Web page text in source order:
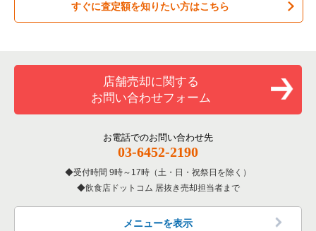
居酒屋・ダイニングバーの居抜き売却物件の案件一覧
洋食の居抜き売却物件の案件一覧
その他の居抜き売却物件の案件一覧
吹田市の飲食店の居抜き売却物件の案件一覧
大阪市東住吉区の飲食店の居抜き売却物件の案件一覧
門真市の飲食店の居抜き売却物件の案件一覧
大阪市天王寺区の飲食店の居抜き売却物件の案件一覧
高石市の飲食店の居抜き売却物件の案件一覧
大阪府のお弁当・惣菜・デリの居抜き売却物件の案件一覧
大阪府のバーの居抜き売却物件の案件一覧
大阪府の居酒屋・ダイニングバーの居抜き売却物件の案件一覧
大阪府の和食の居抜き売却物件の案件一覧
大阪府の洋食の居抜き売却物件の案件一覧
大阪府のその他の居抜き売却物件の案件一覧
大阪市北区のカラオケ・パブ・スナックの居抜き売却物件の案
件一覧
大阪市北区の居酒屋・ダイニングバーの居抜き売却物件の案件
大阪市北区の洋食の居抜き売却物件の案件一覧
大阪市北区のその他の居抜き売却物件の案件一覧
すぐに査定額を知りたい方はこちら
店舗売却に関する
お問い合わせフォーム
お電話でのお問い合わせ先
03-6452-2190
受付時間 9時～17時（土・日・祝祭日を除く）
飲食店ドットコム 居抜き売却担当者まで
メニューを表示